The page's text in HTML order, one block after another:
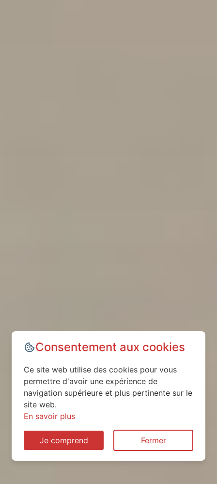
Consentement aux cookies
Ce site web utilise des cookies pour vous
permettre d'avoir une expérience de
navigation supérieure et plus pertinente sur le
site web.
En savoir plus
Je comprend Fermer